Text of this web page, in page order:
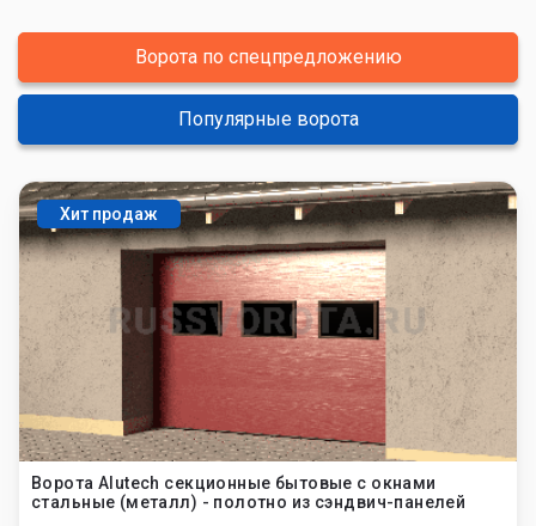
Ворота по спецпредложению
Популярные ворота
Хит продаж
Ворота Alutech секционные бытовые с окнами
стальные (металл) - полотно из сэндвич-панелей